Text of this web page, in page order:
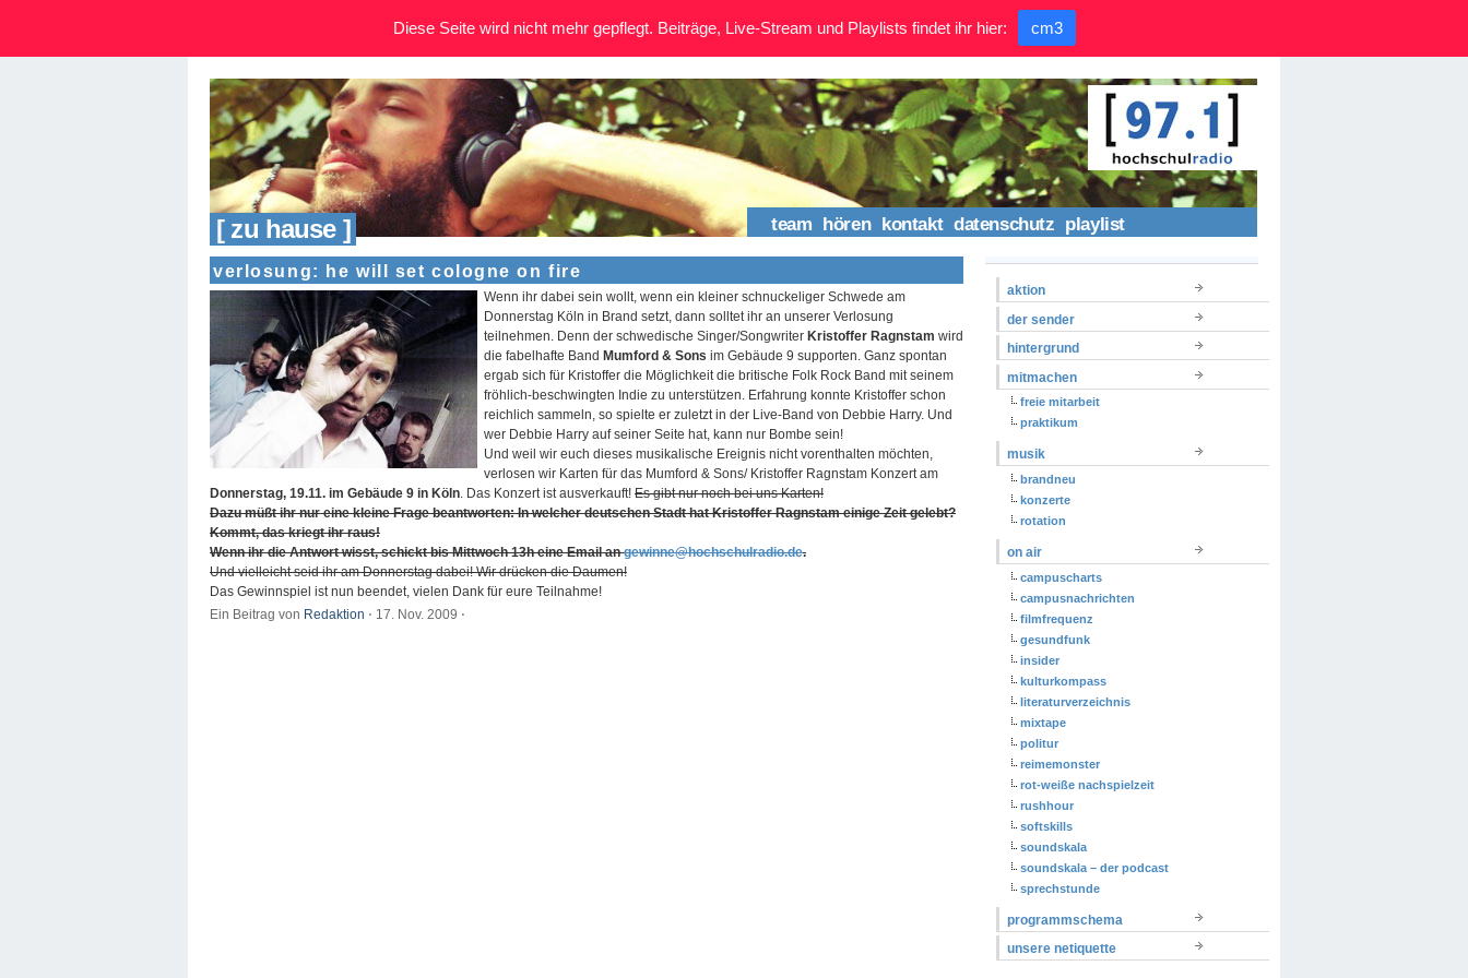
[ zu hause ] team hören kontakt datenschutz playlist
verlosung: he will set cologne on fire
Wenn ihr dabei sein wollt, wenn ein kleiner schnuckeliger Schwede am
Donnerstag Köln in Brand setzt, dann solltet ihr an unserer Verlosung
teilnehmen. Denn der schwedische Singer/Songwriter Kristoffer Ragnstam wird
die fabelhafte Band Mumford & Sons im Gebäude 9 supporten. Ganz spontan
ergab sich für Kristoffer die Möglichkeit die britische Folk Rock Band mit seinem
fröhlich-beschwingten Indie zu unterstützen. Erfahrung konnte Kristoffer schon
reichlich sammeln, so spielte er zuletzt in der Live-Band von Debbie Harry. Und
wer Debbie Harry auf seiner Seite hat, kann nur Bombe sein!
Und weil wir euch dieses musikalische Ereignis nicht vorenthalten möchten,
verlosen wir Karten für das Mumford & Sons/ Kristoffer Ragnstam Konzert am
Donnerstag, 19.11. im Gebäude 9 in Köln. Das Konzert ist ausverkauft! Es gibt nur noch bei uns Karten!
Dazu müßt ihr nur eine kleine Frage beantworten: In welcher deutschen Stadt hat Kristoffer Ragnstam einige Zeit gelebt?
Kommt, das kriegt ihr raus!
Wenn ihr die Antwort wisst, schickt bis Mittwoch 13h eine Email angewinne@hochschulradio.de.
Und vielleicht seid ihr am Donnerstag dabei! Wir drücken die Daumen!
Das Gewinnspiel ist nun beendet, vielen Dank für eure Teilnahme!
Ein Beitrag von Redaktion ⋅ 17. Nov. 2009 ⋅
aktion
der sender
hintergrund
mitmachen
freie mitarbeit
praktikum
musik
brandneu
konzerte
rotation
on air
campuscharts
campusnachrichten
filmfrequenz
gesundfunk
insider
kulturkompass
literaturverzeichnis
mixtape
politur
reimemonster
rot-weiße nachspielzeit
rushhour
softskills
soundskala
soundskala – der podcast
sprechstunde
programmschema
unsere netiquette
Diese Seite wird nicht mehr gepflegt. Beiträge, Live-Stream und Playlists findet ihr hier: cm3